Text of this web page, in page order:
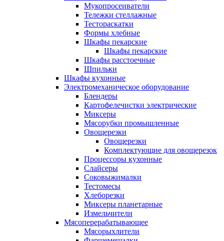
Мукопросеиватели
Тележки стеллажные
Тестораскатки
Формы хлебные
Шкафы пекарские
Шкафы пекарские
Шкафы расстоечные
Шпильки
Шкафы кухонные
Электромеханическое оборудование
Блендеры
Картофелечистки электрические
Миксеры
Мясорубки промышленные
Овощерезки
Овощерезки
Комплектующие для овощерезок
Процессоры кухонные
Слайсеры
Соковыжималки
Тестомесы
Хлеборезки
Миксеры планетарные
Измельчители
Мясоперерабатывающее
Мясорыхлители